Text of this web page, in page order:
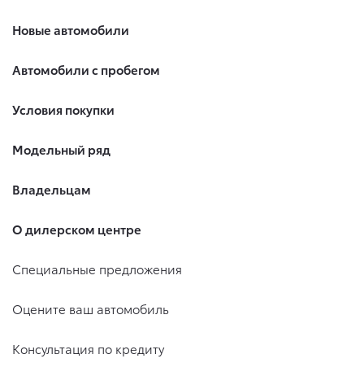
Новые автомобили
Автомобили с пробегом
Условия покупки
Модельный ряд
Владельцам
О дилерском центре
Специальные предложения
Оцените ваш автомобиль
Консультация по кредиту